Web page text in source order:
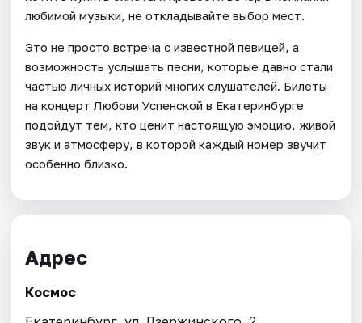
любимой музыки, не откладывайте выбор мест.
Это не просто встреча с известной певицей, а
возможность услышать песни, которые давно стали
частью личных историй многих слушателей. Билеты
на концерт Любови Успенской в Екатеринбурге
подойдут тем, кто ценит настоящую эмоцию, живой
звук и атмосферу, в которой каждый номер звучит
особенно близко.
Адрес
Космос